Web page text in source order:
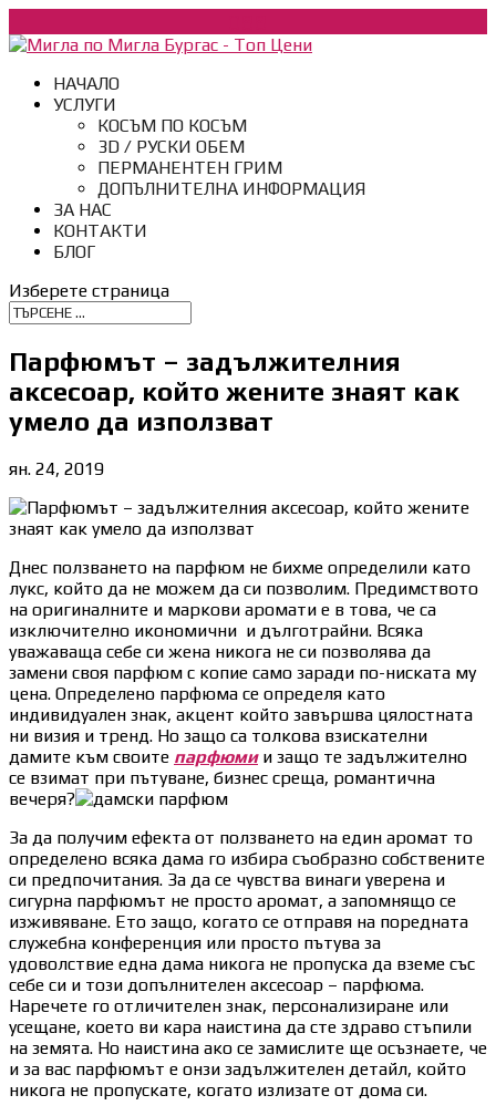
НАЧАЛО
УСЛУГИ
КОСЪМ ПО КОСЪМ
3D / РУСКИ ОБЕМ
ПЕРМАНЕНТЕН ГРИМ
ДОПЪЛНИТЕЛНА ИНФОРМАЦИЯ
ЗА НАС
КОНТАКТИ
БЛОГ
Изберете страница
Парфюмът – задължителния
аксесоар, който жените знаят как
умело да използват
ян. 24, 2019
Днес ползването на парфюм не бихме определили като
лукс, който да не можем да си позволим. Предимството
на оригиналните и маркови аромати е в това, че са
изключително икономични и дълготрайни. Всяка
уважаваща себе си жена никога не си позволява да
замени своя парфюм с копие само заради по-ниската му
цена. Определено парфюма се определя като
индивидуален знак, акцент който завършва цялостната
ни визия и тренд. Но защо са толкова взискателни
дамите към своите парфюмии защо те задължително
се взимат при пътуване, бизнес среща, романтична
вечеря?
За да получим ефекта от ползването на един аромат то
определено всяка дама го избира съобразно собствените
си предпочитания. За да се чувства винаги уверена и
сигурна парфюмът не просто аромат, а запомнящо се
изживяване. Ето защо, когато се отправя на поредната
служебна конференция или просто пътува за
удоволствие една дама никога не пропуска да вземе със
себе си и този допълнителен аксесоар – парфюма.
Наречете го отличителен знак, персонализиране или
усещане, което ви кара наистина да сте здраво стъпили
на земята. Но наистина ако се замислите ще осъзнаете, че
и за вас парфюмът е онзи задължителен детайл, който
никога не пропускате, когато излизате от дома си.